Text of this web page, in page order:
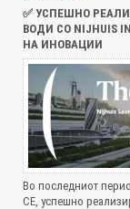
✅ УСПЕШНО
ВОДИ СО NIJHUIS
НА ИНОВАЦИИ
Во последниот
CE, успешно